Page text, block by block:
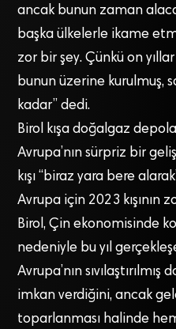
ancak bunun zaman
başka ülkelerle ikame
zor bir şey. Çünkü on
bunun üzerine kurulmuş,
kadar” dedi.
Birol kışa doğalgaz
Avrupa’nın sürpriz bir
kışı “biraz yara bere
Avrupa için 2023
Birol, Çin ekonomisinde
nedeniyle bu yıl
Avrupa’nın
imkan verdiğini, ancak
toparlanması halinde